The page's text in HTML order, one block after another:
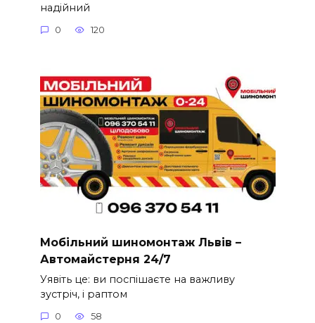
надійний
0 120
Мобільний шиномонтаж Львів –
Автомайстерня 24/7
Уявіть це: ви поспішаєте на важливу
зустріч, і раптом
0 58